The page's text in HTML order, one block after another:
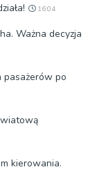
16:04
Ważna decyzja
po
kierowania.